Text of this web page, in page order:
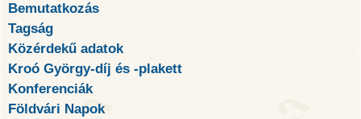
Bemutatkozás
Tagság
Közérdekű adatok
Kroó György-díj és -plakett
Konferenciák
Földvári Napok